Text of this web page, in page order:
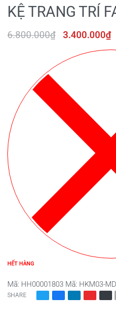
KỆ TRANG TRÍ
6.800.000₫ 3.400.000₫
HẾT HÀNG
Mã: HH00001803 Mã: HKM03-
SHARE